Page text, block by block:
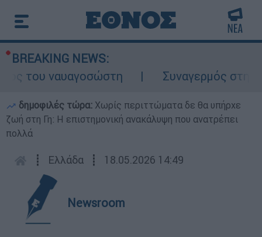
BREAKING NEWS:
του ναυαγοσώστη
Συναγερμός στην
δημοφιλές τώρα: Χωρίς περιττώματα δε θα υπήρχε
ζωή στη Γη: Η επιστημονική ανακάλυψη που ανατρέπει
πολλά
┋ Ελλάδα ┋ 18.05.2026 14:49
Newsroom